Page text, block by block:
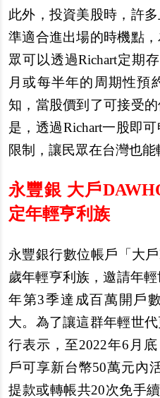
此外，投資美股時，許
準適合進出場的時機點
眾可以透過Richart定期
月或每半年的周期性預
知，當股價到了可接受
是，透過Richart一股即
限制，讓民眾在台灣也能
永豐銀 大戶
定年輕亨利族
永豐銀行數位帳戶「大
歲年輕亨利族，邀請年
年第3季達成百萬開戶
大。為了讓這群年輕世
行表示，至2022年6月
戶可享新台幣50萬元內
提款或轉帳共20次免手